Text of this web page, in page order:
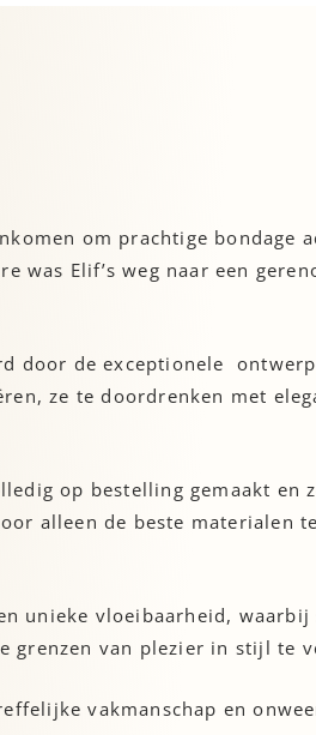
om prachtige bondage
was Elif’s weg naar een
door de exceptionele
ze te doordrenken met
op bestelling gemaakt en
alleen de beste materialen
unieke vloeibaarheid,
grenzen van plezier in stijl te
vakmanschap en